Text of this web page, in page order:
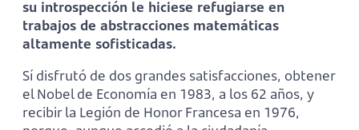
su introspección le hiciese refugiarse en
trabajos de abstracciones matemáticas
altamente sofisticadas.
Sí disfrutó de dos grandes satisfacciones, obtener
el Nobel de Economía en 1983, a los 62 años, y
recibir la Legión de Honor Francesa en 1976,